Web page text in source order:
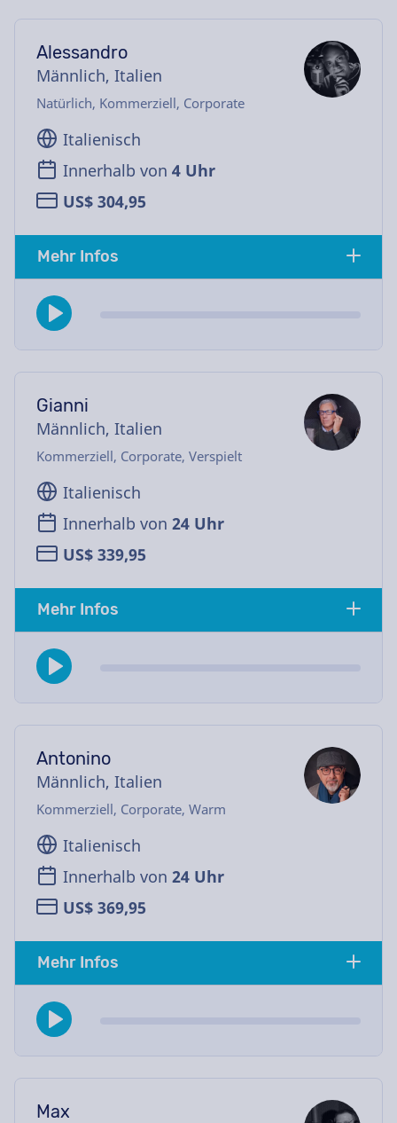
Alessandro
Männlich, Italien
Natürlich, Kommerziell, Corporate
Italienisch
Innerhalb von 4 Uhr
US$ 304,95
Mehr Infos
Gianni
Männlich, Italien
Kommerziell, Corporate, Verspielt
Italienisch
Innerhalb von 24 Uhr
US$ 339,95
Mehr Infos
Antonino
Männlich, Italien
Kommerziell, Corporate, Warm
Italienisch
Innerhalb von 24 Uhr
US$ 369,95
Mehr Infos
Max